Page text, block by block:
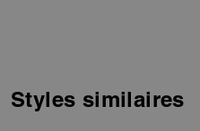
Styles similaires